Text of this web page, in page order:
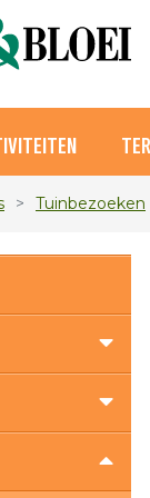
Tuinbezoeken